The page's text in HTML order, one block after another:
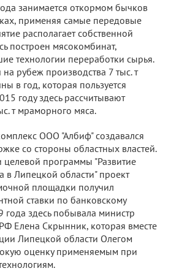
занимается откормом бычков
применяя самые передовые
располагает собственной
построен мясокомбинат,
технологии переработки сырья.
рубеж производства 7 тыс. т
в год, которая пользуется
году здесь рассчитывают
т мраморного мяса.
ООО "Албиф" создавался
со стороны областных властей.
целевой программы "Развитие
в Липецкой области" проект
площадки получил
ставки по банковскому
года здесь побывала министр
Елена Скрынник, которая вместе
Липецкой области Олегом
оценку применяемым при